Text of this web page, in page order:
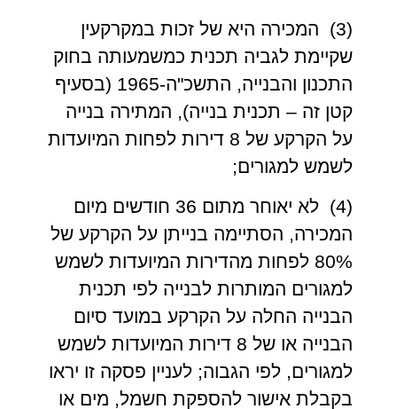
(3) המכירה היא של זכות במקרקעין
שקיימת לגביה תכנית כמשמעותה בחוק
התכנון והבנייה, התשכ"ה-1965 (בסעיף
קטן זה – תכנית בנייה), המתירה בנייה
על הקרקע של 8 דירות לפחות המיועדות
לשמש למגורים;
(4) לא יאוחר מתום 36 חודשים מיום
המכירה, הסתיימה בנייתן על הקרקע של
80% לפחות מהדירות המיועדות לשמש
למגורים המותרות לבנייה לפי תכנית
הבנייה החלה על הקרקע במועד סיום
הבנייה או של 8 דירות המיועדות לשמש
למגורים, לפי הגבוה; לעניין פסקה זו יראו
בקבלת אישור להספקת חשמל, מים או